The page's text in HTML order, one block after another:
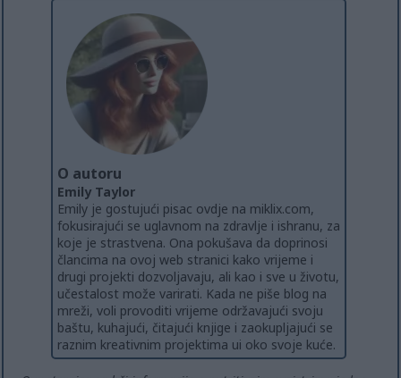
O autoru
Emily Taylor
Emily je gostujući pisac ovdje na miklix.com,
fokusirajući se uglavnom na zdravlje i ishranu, za
koje je strastvena. Ona pokušava da doprinosi
člancima na ovoj web stranici kako vrijeme i
drugi projekti dozvoljavaju, ali kao i sve u životu,
učestalost može varirati. Kada ne piše blog na
mreži, voli provoditi vrijeme održavajući svoju
baštu, kuhajući, čitajući knjige i zaokupljajući se
raznim kreativnim projektima ui oko svoje kuće.